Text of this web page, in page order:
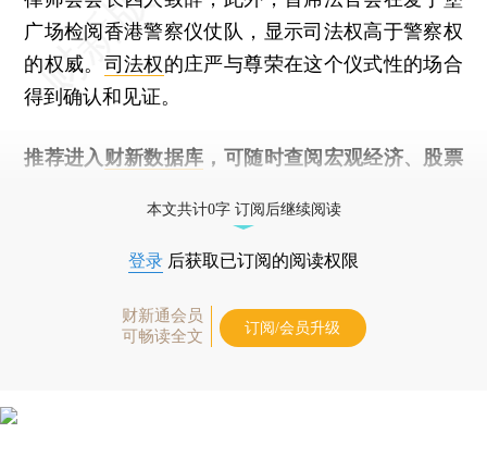
广场检阅香港警察仪仗队，显示司法权高于警察权
的权威。 司法权的庄严与尊荣在这个仪式性的场合
得到确认和见证。
推荐进入 财新数据库 ，可随时查阅宏观经济、股票
本文共计0字 订阅后继续阅读
登录 后获取已订阅的阅读权限
财新通会员
可畅读全文
订阅/会员升级